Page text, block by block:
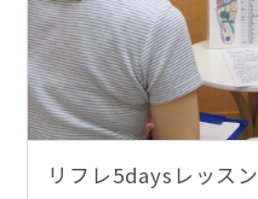
リフレ5daysレッスン